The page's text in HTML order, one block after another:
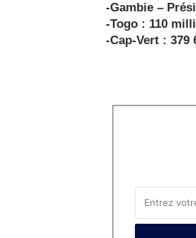
-Gambie –
-Togo : 110
-Cap-Vert : 379